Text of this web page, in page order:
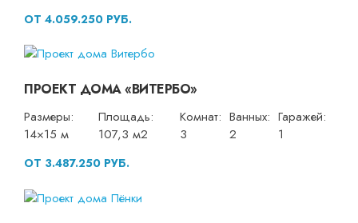
ОТ 4.059.250 РУБ.
ПРОЕКТ ДОМА «ВИТЕРБО»
Размеры:
14×15 м
Площадь:
107,3 м2
Комнат:
3
Ванных:
2
Гаражей:
1
ОТ 3.487.250 РУБ.